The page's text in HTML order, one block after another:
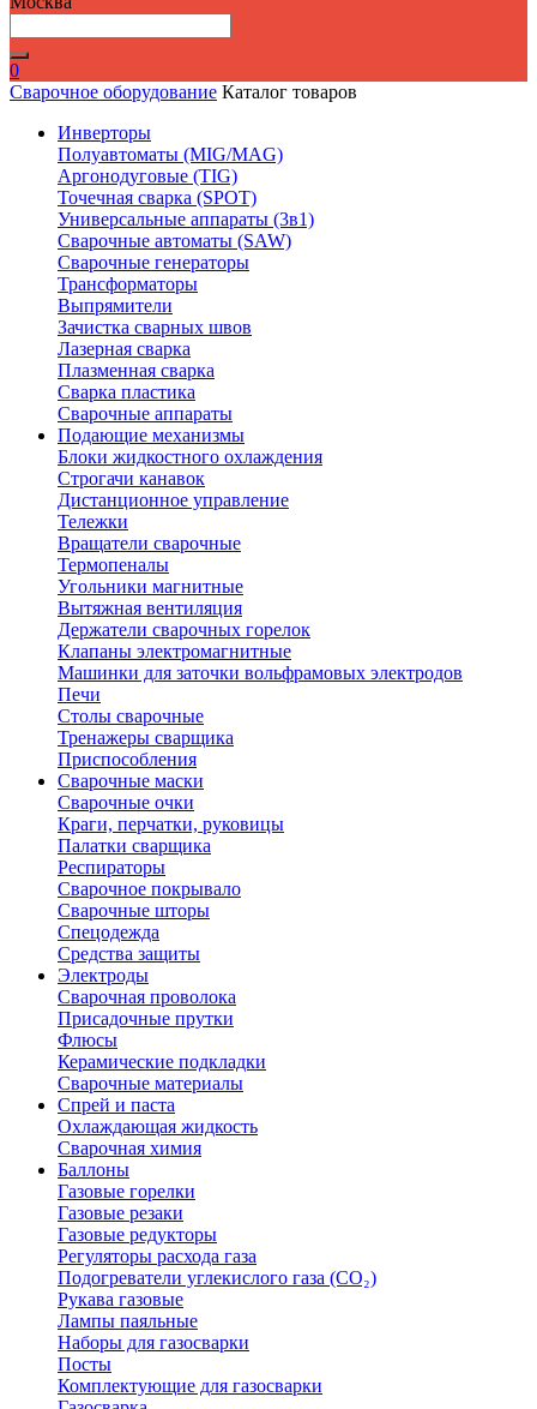
0
Сварочное оборудование Каталог товаров
Инверторы
Полуавтоматы (MIG/MAG)
Аргонодуговые (TIG)
Точечная сварка (SPOT)
Универсальные аппараты (3в1)
Сварочные автоматы (SAW)
Сварочные генераторы
Трансформаторы
Выпрямители
Зачистка сварных швов
Лазерная сварка
Плазменная сварка
Сварка пластика
Сварочные аппараты
Подающие механизмы
Блоки жидкостного охлаждения
Строгачи канавок
Дистанционное управление
Тележки
Вращатели сварочные
Термопеналы
Угольники магнитные
Вытяжная вентиляция
Держатели сварочных горелок
Клапаны электромагнитные
Машинки для заточки вольфрамовых электродов
Печи
Столы сварочные
Тренажеры сварщика
Приспособления
Сварочные маски
Сварочные очки
Краги, перчатки, руковицы
Палатки сварщика
Респираторы
Сварочное покрывало
Сварочные шторы
Спецодежда
Средства защиты
Электроды
Сварочная проволока
Присадочные прутки
Флюсы
Керамические подкладки
Сварочные материалы
Спрей и паста
Охлаждающая жидкость
Сварочная химия
Баллоны
Газовые горелки
Газовые резаки
Газовые редукторы
Регуляторы расхода газа
Подогреватели углекислого газа (CO₂)
Рукава газовые
Лампы паяльные
Наборы для газосварки
Посты
Комплектующие для газосварки